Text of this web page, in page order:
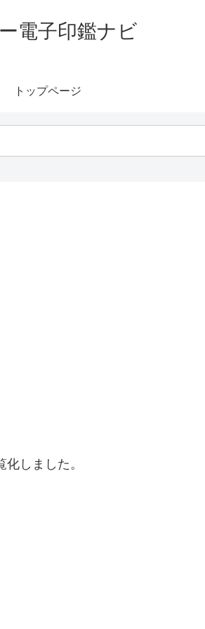
電子印鑑ナビ
トップページ
しました。